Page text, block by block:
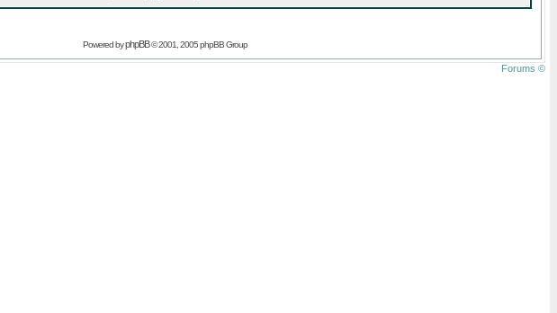
Powered byphpBB© 2001, 2005 phpBB Group
Forums ©